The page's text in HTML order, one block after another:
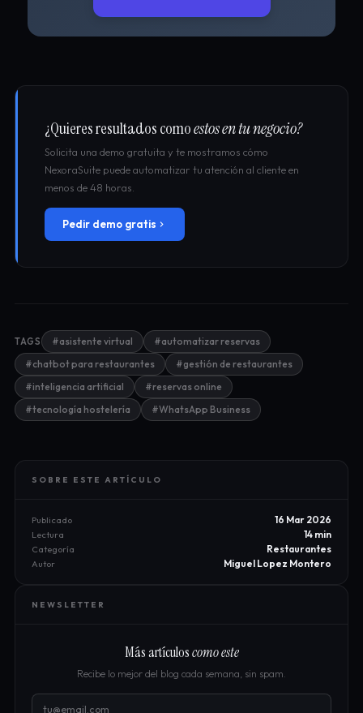
¿Quieres resultados comoestos en tu negocio?
Solicita una demo gratuita y te mostramos cómo
NexoraSuite puede automatizar tu atención al cliente en
menos de 48 horas.
Pedir demo gratis
TAGS #asistente virtual
#automatizar reservas
#chatbot para restaurantes
#gestión de restaurantes
#inteligencia artificial
#reservas online
#tecnología hostelería
#WhatsApp Business
SOBRE ESTE ARTÍCULO
Publicado 16 Mar 2026
Lectura 14 min
Categoría Restaurantes
Autor Miguel Lopez Montero
NEWSLETTER
Más artículoscomo este
Recibe lo mejor del blog cada semana, sin spam.